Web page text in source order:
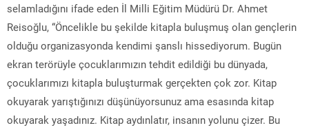
selamladığını ifade eden İl Milli Eğitim Müdürü Dr. Ahmet
Reisoğlu, “Öncelikle bu şekilde kitapla buluşmuş olan gençlerin
olduğu organizasyonda kendimi şanslı hissediyorum. Bugün
ekran terörüyle çocuklarımızın tehdit edildiği bu dünyada,
çocuklarımızı kitapla buluşturmak gerçekten çok zor. Kitap
okuyarak yarıştığınızı düşünüyorsunuz ama esasında kitap
okuyarak yaşadınız. Kitap aydınlatır, insanın yolunu çizer. Bu